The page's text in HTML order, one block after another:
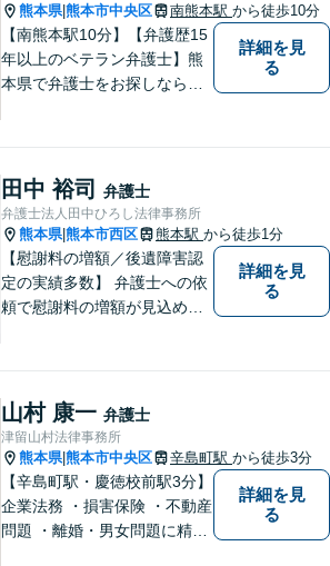
熊本県|熊本市中央区 南熊本駅 から徒歩10分
【南熊本駅10分】【弁護歴15
年以上のベテラン弁護士】熊
本県で弁護士をお探しなら、
ています。皆様にとって一番
のパートナーとなれるよう、
精一杯取り組ませていただき
ます。
詳細を見
る
田中 裕司 弁護士
弁護士法人田中ひろし法律事務所
熊本県|熊本市西区 熊本駅 から徒歩1分
【慰謝料の増額／後遺障害認
定の実績多数】 弁護士への依
頼で慰謝料の増額が見込めま
ノウハウ多数】相続手続きか
ら遺言書までトータルサポー
ト【JR熊本駅から徒歩1分】
詳細を見
る
山村 康一 弁護士
津留山村法律事務所
熊本県|熊本市中央区 辛島町駅 から徒歩3分
【辛島町駅・慶徳校前駅3分】
企業法務 ・損害保険 ・不動産
問題 ・離婚・男女問題に精通
詳細を見
る